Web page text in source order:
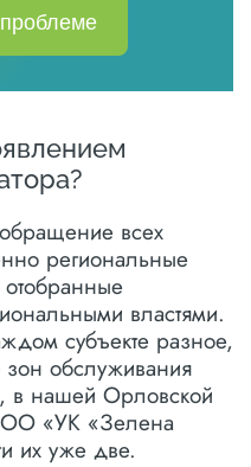
обращение всех
региональные
властями.
субъекте разное,
зон обслуживания
нашей Орловской
«УК «Зелена
их уже две.